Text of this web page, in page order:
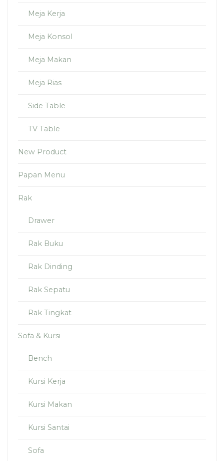
Meja Kerja
Meja Konsol
Meja Makan
Meja Rias
Side Table
TV Table
New Product
Papan Menu
Rak
Drawer
Rak Buku
Rak Dinding
Rak Sepatu
Rak Tingkat
Sofa & Kursi
Bench
Kursi Kerja
Kursi Makan
Kursi Santai
Sofa